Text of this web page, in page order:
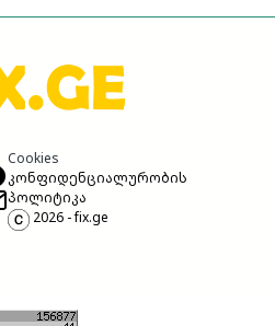
Cookies
კონფიდენციალურობის
პოლიტიკა
2026 - fix.ge